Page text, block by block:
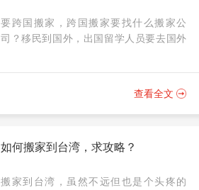
要跨国搬家，跨国搬家要找什么搬家公
司？移民到国外，出国留学人员要去国外
查看全文
如何搬家到台湾，求攻略？
搬家到台湾，虽然不远但也是个头疼的